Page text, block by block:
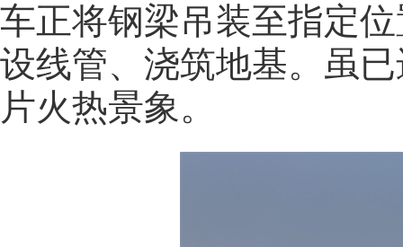
车正将钢梁吊装至指定
设线管、浇筑地基。虽
片火热景象。